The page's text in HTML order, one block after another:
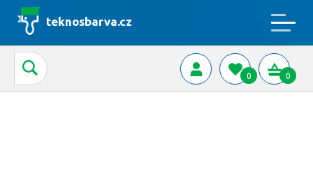
teknosbarva.cz
0 0